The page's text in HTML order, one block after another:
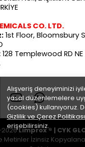
Alışveriş deneyiminizi
yasal düzenlemelere
(cookies) kullanıyoruz.
Gizlilik ve Çerez Politikası
erişebilirsiniz.
CO. LTD.
1st Floor, Bloomsbury
128 Templewood RD NE
2026Limprox ® | CYK
Metinler İzinsiz